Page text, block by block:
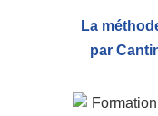
La
par